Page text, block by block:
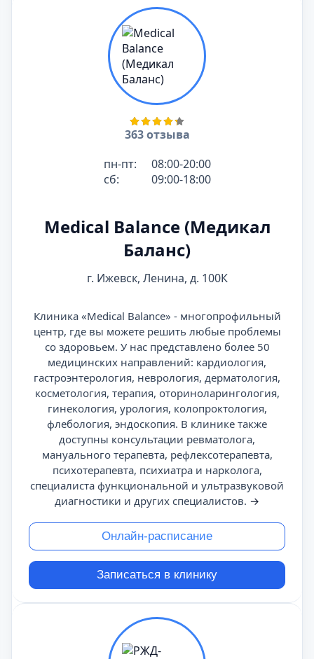
363 отзыва
пн-пт:
08:00-20:00
сб:
09:00-18:00
Medical Balance (Медикал
Баланс)
г. Ижевск, Ленина, д. 100К
Клиника «Medical Balance» - многопрофильный
центр, где вы можете решить любые проблемы
со здоровьем. У нас представлено более 50
медицинских направлений: кардиология,
гастроэнтерология, неврология, дерматология,
косметология, терапия, оториноларингология,
гинекология, урология, колопроктология,
флебология, эндоскопия. В клинике также
доступны консультации ревматолога,
мануального терапевта, рефлексотерапевта,
психотерапевта, психиатра и нарколога,
специалиста функциональной и ультразвуковой
диагностики и других специалистов. →
Онлайн-расписание
Записаться в клинику